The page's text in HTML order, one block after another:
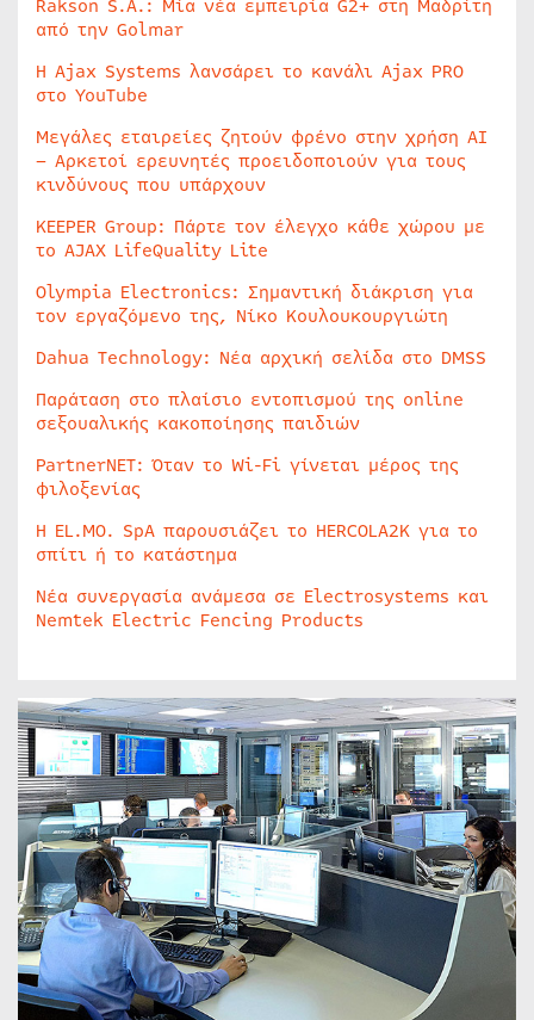
Rakson S.A.: Μία νέα εμπειρία G2+ στη Μαδρίτη
από την Golmar
Η Ajax Systems λανσάρει το κανάλι Ajax PRO
στο YouTube
Μεγάλες εταιρείες ζητούν φρένο στην χρήση AI
– Αρκετοί ερευνητές προειδοποιούν για τους
κινδύνους που υπάρχουν
KEEPER Group: Πάρτε τον έλεγχο κάθε χώρου με
το AJAX LifeQuality Lite
Olympia Electronics: Σημαντική διάκριση για
τον εργαζόμενο της, Νίκο Κουλουκουργιώτη
Dahua Technology: Νέα αρχική σελίδα στο DMSS
Παράταση στο πλαίσιο εντοπισμού της online
σεξουαλικής κακοποίησης παιδιών
PartnerNET: Όταν το Wi-Fi γίνεται μέρος της
φιλοξενίας
Η EL.MO. SpA παρουσιάζει το HERCOLA2K για το
σπίτι ή το κατάστημα
Νέα συνεργασία ανάμεσα σε Electrosystems και
Nemtek Electric Fencing Products